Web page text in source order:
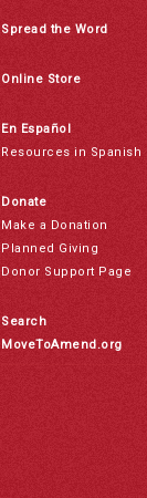
Spread the Word
Online Store
En Español
Resources in Spanish
Donate
Make a Donation
Planned Giving
Donor Support Page
Search
MoveToAmend.org